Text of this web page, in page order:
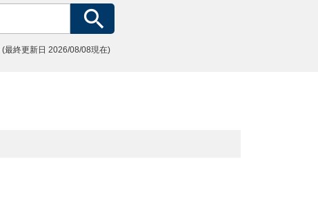
(最終更新日 2026/08/08現在)